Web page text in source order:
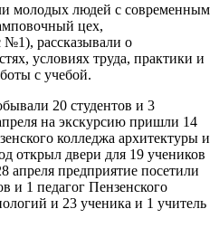
молодых людей с современным
цех,
№1), рассказывали о
условиях труда, практики и
с учебой.
20 студентов и 3
на экскурсию пришли 14
колледжа архитектуры и
открыл двери для 19 учеников
апреля предприятие посетили
и 1 педагог Пензенского
и 23 ученика и 1 учитель